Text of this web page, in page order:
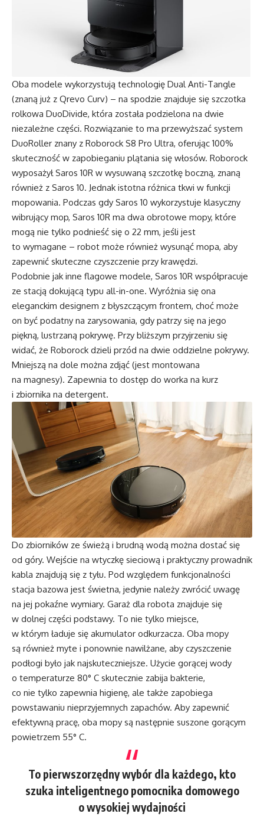
Oba modele wykorzystują technologię Dual Anti-Tangle
(znaną już z Qrevo Curv) – na spodzie znajduje się szczotka
rolkowa DuoDivide, która została podzielona na dwie
niezależne części. Rozwiązanie to ma przewyższać system
DuoRoller znany z Roborock S8 Pro Ultra, oferując 100%
skuteczność w zapobieganiu plątania się włosów. Roborock
wyposażył Saros 10R w wysuwaną szczotkę boczną, znaną
również z Saros 10. Jednak istotna różnica tkwi w funkcji
mopowania. Podczas gdy Saros 10 wykorzystuje klasyczny
wibrujący mop, Saros 10R ma dwa obrotowe mopy, które
mogą nie tylko podnieść się o 22 mm, jeśli jest
to wymagane – robot może również wysunąć mopa, aby
zapewnić skuteczne czyszczenie przy krawędzi.
Podobnie jak inne flagowe modele, Saros 10R współpracuje
ze stacją dokującą typu all-in-one. Wyróżnia się ona
eleganckim designem z błyszczącym frontem, choć może
on być podatny na zarysowania, gdy patrzy się na jego
piękną, lustrzaną pokrywę. Przy bliższym przyjrzeniu się
widać, że Roborock dzieli przód na dwie oddzielne pokrywy.
Mniejszą na dole można zdjąć (jest montowana
na magnesy). Zapewnia to dostęp do worka na kurz
i zbiornika na detergent.
Do zbiorników ze świeżą i brudną wodą można dostać się
od góry. Wejście na wtyczkę sieciową i praktyczny prowadnik
kabla znajdują się z tyłu. Pod względem funkcjonalności
stacja bazowa jest świetna, jedynie należy zwrócić uwagę
na jej pokaźne wymiary. Garaż dla robota znajduje się
w dolnej części podstawy. To nie tylko miejsce,
w którym ładuje się akumulator odkurzacza. Oba mopy
są również myte i ponownie nawilżane, aby czyszczenie
podłogi było jak najskuteczniejsze. Użycie gorącej wody
o temperaturze 80° C skutecznie zabija bakterie,
co nie tylko zapewnia higienę, ale także zapobiega
powstawaniu nieprzyjemnych zapachów. Aby zapewnić
efektywną pracę, oba mopy są następnie suszone gorącym
powietrzem 55° C.
To pierwszorzędny wybór dla każdego, kto
szuka inteligentnego pomocnika domowego
o wysokiej wydajności